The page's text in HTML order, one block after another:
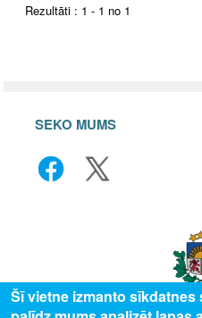
Rezultāti : 1 - 1 no 1
SEKO MUMS
Šī vietne izmanto